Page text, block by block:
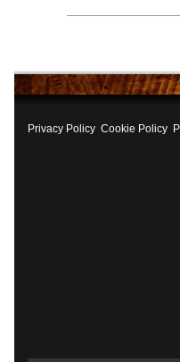
Privacy Policy Cookie Policy